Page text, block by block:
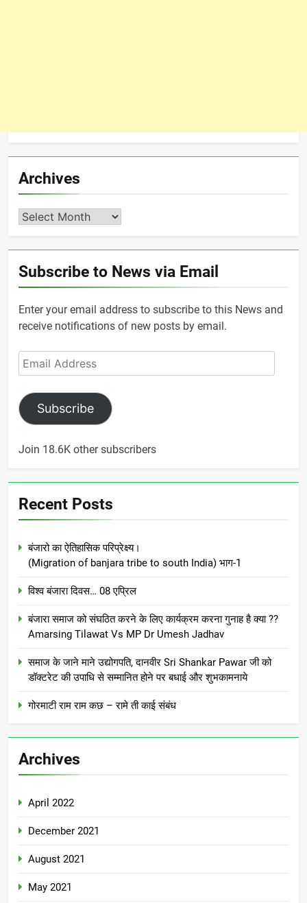
Archives
Archives
Subscribe to News via Email
Enter your email address to subscribe to this News and
receive notifications of new posts by email.
Email
Address
Subscribe
Join 18.6K other subscribers
Recent Posts
बंजारो का ऐतिहासिक परिप्रेक्ष्य।
(Migration of banjara tribe to south India) भाग-1
विश्व बंजारा दिवस… 08 एप्रिल
बंजारा समाज को संघठित करने के लिए कार्यक्रम करना गुनाह है क्या ??
Amarsing Tilawat Vs MP Dr Umesh Jadhav
समाज के जाने माने उद्योगपति, दानवीर Sri Shankar Pawar जी को
डॉक्टरेट की उपाधि से सम्मानित होने पर बधाई और शुभकामनाये
गोरमाटी राम राम कछ – रामे ती काई संबंध
Archives
April 2022
December 2021
August 2021
May 2021